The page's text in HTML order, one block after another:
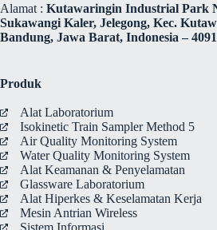
Alamat : Kutawaringin Industrial Park
Sukawangi Kaler, Jelegong, Kec.
Bandung, Jawa Barat, Indonesia –
Produk
Alat Laboratorium
Isokinetic Train Sampler Method 5
Air Quality Monitoring System
Water Quality Monitoring System
Alat Keamanan & Penyelamatan
Glassware Laboratorium
Alat Hiperkes & Keselamatan Kerja
Mesin Antrian Wireless
Sistem Informasi